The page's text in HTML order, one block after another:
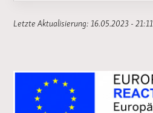
Letzte Aktualisierung: 16.05.2023 - 21:11